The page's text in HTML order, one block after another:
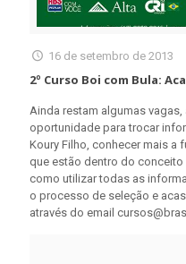
16 de setembro de 2013
2º Curso Boi com Bula:
Ainda restam algumas
oportunidade para trocar
Koury Filho, conhecer mais a
que estão dentro do
como utilizar todas as
o processo de seleção e
através do email